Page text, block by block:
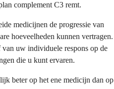
complement C3 remt.
medicijnen de progressie van
hoeveelheden kunnen vertragen.
van uw individuele respons op de
die u kunt ervaren.
beter op het ene medicijn dan op